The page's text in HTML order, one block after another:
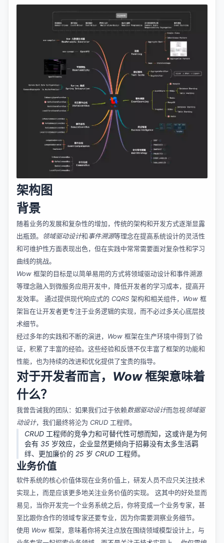
架构图
背景
随着业务的发展和复杂性的增加，传统的架构和开发方式逐渐显露
出瓶颈。
领域驱动设计和事件溯源等理念在提高系统设计的灵活性
和可维护性方面表现出色，但在实践中常常需要面对复杂性和学习
曲线的挑战。
Wow 框架的目标是以简单易用的方式将领域驱动设计和事件溯源
等理念融入到微服务应用开发中，降低开发者的学习成本，提高开
发效率。 通过提供现代响应式的 CQRS 架构和相关组件， Wow 框
架旨在让开发者更专注于业务逻辑的实现，而不必过多关心底层技
术细节。
经过多年的实践和不断的演进， Wow 框架在生产环境中得到了验
证，积累了丰富的经验。这些经验和反馈不仅丰富了框架的功能和
性能，也为持续的改进和优化提供了宝贵的指导。
对于开发者而言， Wow 框架意味着
什么？
我曾告诫我的团队：如果我们过于依赖数据驱动设计而忽视领域驱
动设计，我们最终将沦为 CRUD 工程师。
CRUD 工程师的竞争力和可替代性可想而知，这或许是为何
会有 35 岁效应，企业显然更倾向于招募没有太多生活羁
绊、更加廉价的 25 岁 CRUD 工程师。
业务价值
软件系统的核心价值体现在业务价值上，研发人员不应只关注技术
实现上，而是应该更多地关注业务价值的实现。 这其中的好处显而
易见，当你开发完一个业务系统之后，你将变成一个业务专家，甚
至比跟你合作的领域专家还要专业，因为你需要洞察业务细节。
使用 Wow 框架，意味着你将关注点放在围绕领域模型设计上，与